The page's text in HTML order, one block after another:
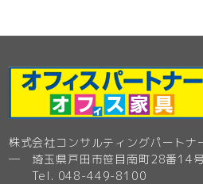
株式会社コンサルティングパートナ
─ 埼玉県戸田市笹目南町28番14号
Tel. 048-449-8100